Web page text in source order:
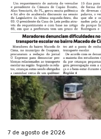
7 de agosto de 2026